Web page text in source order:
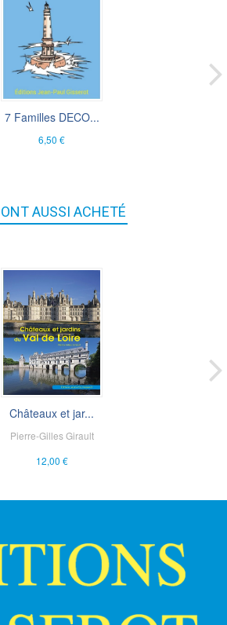
7 Familles DECO...
6,50 €
AUSSI ACHETÉ
Châteaux et jar...
Pierre-Gilles Girault
12,00 €